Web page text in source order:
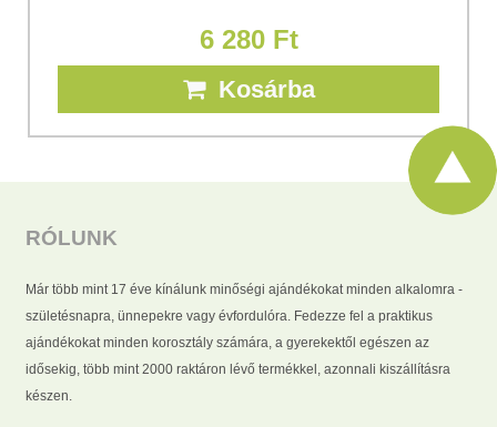
6 280 Ft
Kosárba
RÓLUNK
Már több mint 17 éve kínálunk minőségi ajándékokat minden alkalomra -
születésnapra, ünnepekre vagy évfordulóra. Fedezze fel a praktikus
ajándékokat minden korosztály számára, a gyerekektől egészen az
idősekig, több mint 2000 raktáron lévő termékkel, azonnali kiszállításra
készen.